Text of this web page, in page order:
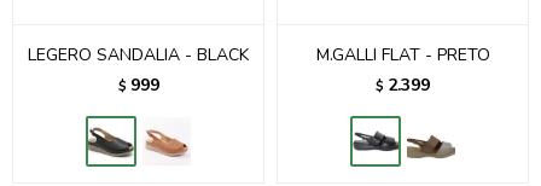
LEGERO SANDALIA - BLACK
$ 999
M.GALLI FLAT - PRETO
$ 2.399